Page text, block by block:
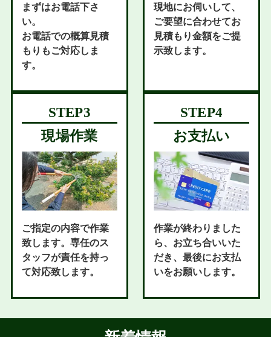
まずはお電話下さ
い。
お電話での概算見積
もりもご対応しま
す。
現地にお伺いして、
ご要望に合わせてお
見積もり金額をご提
示致します。
現場作業
ご指定の内容で作業
致します。専任のス
タッフが責任を持っ
て対応致します。
お支払い
作業が終わりました
ら、お立ち合いいた
だき、最後にお支払
いをお願いします。